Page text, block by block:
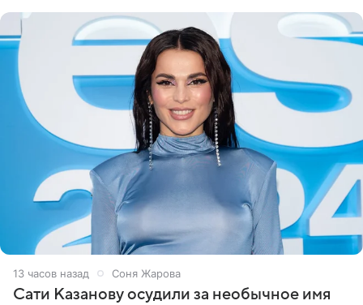
13 часов назад Соня Жарова
Сати Казанову осудили за необычное имя